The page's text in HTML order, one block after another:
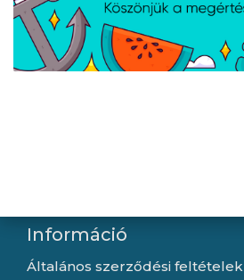
Navigáció
Információ
Általános szerződési feltételek